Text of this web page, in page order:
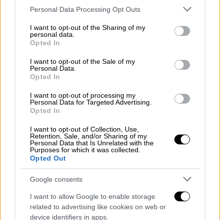
Please note that this website/app uses one or more Google
not limited to your visit or usage behaviour. You may click to
grant or deny consent to Google and its third-party tags to
use your data for below specified purposes in below Google
consent section.
Personal Data Processing Opt Outs
I want to opt-out of the Sharing of my
personal data.
Opted In
I want to opt-out of the Sale of my
Personal Data.
Opted In
I want to opt-out of processing my
Personal Data for Targeted Advertising.
Opted In
I want to opt-out of Collection, Use,
Retention, Sale, and/or Sharing of my
Personal Data that Is Unrelated with the
Purposes for which it was collected.
Opted Out
Google consents
I want to allow Google to enable storage
related to advertising like cookies on web or
device identifiers in apps.
απέφυγε ποινές για τα βαρύτερα αδικήματα.
Η χρήση baby oil αποτέλεσε σημαντικό
κομμάτι των καταθέσεων κατά τη διάρκεια
της δίκης, με πρώην συνεργάτες του Combs
να περιγράφουν τις «προετοιμασίες» για τα
αποκαλούμενα «Freak Offs» —
συνευρέσεις υπό την επήρεια ουσιών όπου
το baby oil χρησιμοποιούνταν σε μεγάλες
ξενοδοχείων στις οποίες είχε διαμείνει ο
Combs ανέφεραν τη χρήση baby oil.
Armon Wiggins is celebrating and
getting baptized with baby oil after
hearing the Diddy verdict.